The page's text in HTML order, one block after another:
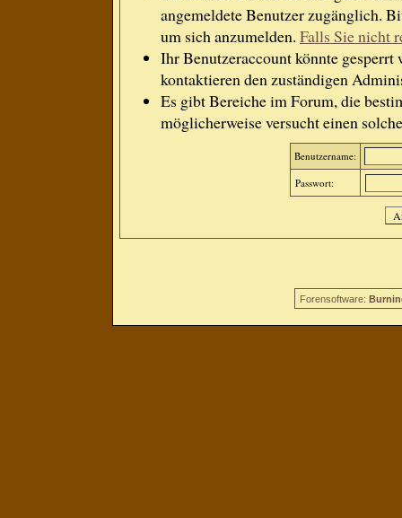
angemeldete Benutzer zugänglich.
um sich anzumelden. Falls Sie nicht
Ihr Benutzeraccount könnte gesperrt
kontaktieren den zuständigen
Es gibt Bereiche im Forum, die
möglicherweise versucht einen
Benutzername:
Passwort:
Forensoftware: